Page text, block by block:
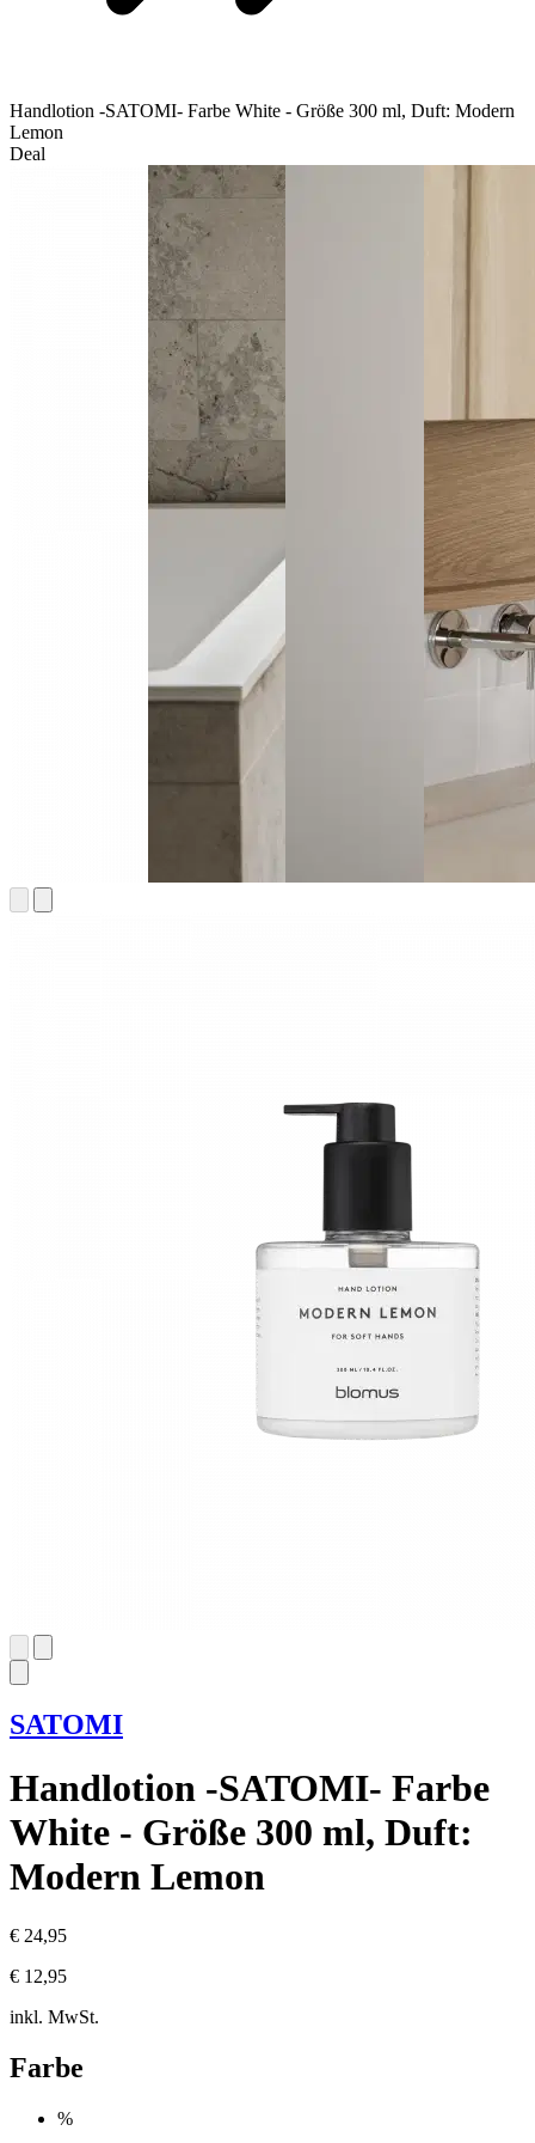
Handlotion -SATOMI- Farbe White - Größe 300 ml, Duft: Modern
Lemon
Deal
SATOMI
Handlotion -SATOMI- Farbe
White - Größe 300 ml, Duft:
Modern Lemon
€ 24,95
€ 12,95
inkl. MwSt.
Farbe
%